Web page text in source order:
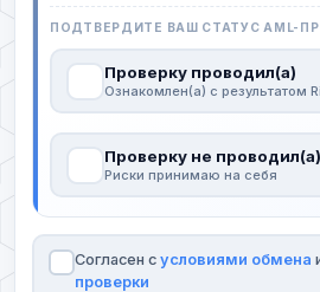
ПОДТВЕРДИТЕ ВАШ СТАТУС AML-
Проверку проводил(а)
Ознакомлен(а) с результатом
Проверку не проводил(а)
Риски принимаю на себя
Согласен с условиями обмена
проверки